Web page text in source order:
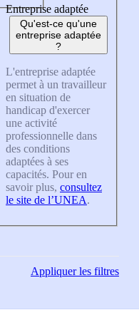
Entreprise adaptée
Qu'est-ce qu'une
entreprise adaptée
?
L'entreprise adaptée
permet à un travailleur
en situation de
handicap d'exercer
une activité
professionnelle dans
des conditions
adaptées à ses
capacités. Pour en
savoir plus, consultez
le site de l’UNEA.
Appliquerles filtres